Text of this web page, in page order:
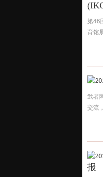
第46
育馆
武者
交流
报